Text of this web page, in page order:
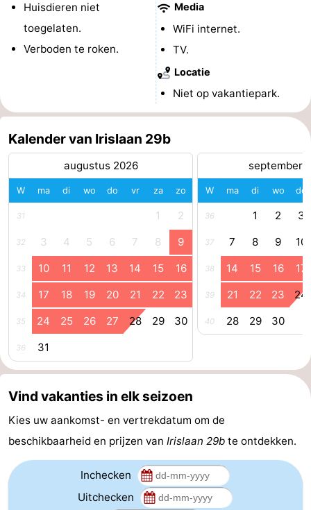
&
doen
Bezienswaardigheden
-
Monumenten
-
Uitkijkpunten
Attracties
Speeltuinen
-
Bowlen
Minigolfbanen
Wellness
centra
Dorpen
&
Steden
Natuur
Rondleidingen
Sporten
Zwembaden
-
Huisdieren niet
toegelaten.
Verboden te roken.
Media
WiFi internet.
TV.
Locatie
Niet op vakantiepark.
Kalender van Irislaan 29b
augustus 2026
W ma di wo do vr za zo
31 1 2
32 3 4 5 6 7 8 9
33 10 11 12 13 14 15 16
34 17 18 19 20 21 22 23
35 24 25 26 27 28 29 30
36 31
september
W ma di wo do
36 1 2 3
37 7 8 9 10
38 14 15 16 17
39 21 22 23 24
40 28 29 30
Vind vakanties in elk seizoen
Kies uw aankomst- en vertrekdatum om de
beschikbaarheid en prijzen van Irislaan 29b te ontdekken.
Inchecken
Uitchecken